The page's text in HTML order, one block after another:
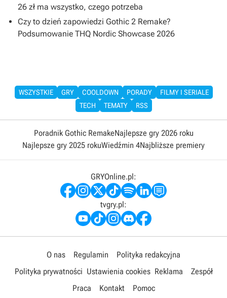
26 zł ma wszystko, czego potrzeba
Czy to dzień zapowiedzi Gothic 2 Remake?
Podsumowanie THQ Nordic Showcase 2026
WSZYSTKIE GRY COOLDOWN PORADY
FILMY I SERIALE
TECH
TEMATY RSS
Poradnik Gothic RemakeNajlepsze gry 2026 roku
Najlepsze gry 2025 rokuWiedźmin 4Najbliższe premiery
GRYOnline.pl:
tvgry.pl:
O nas Regulamin
Polityka redakcyjna
Polityka prywatności Ustawienia cookies Reklama
Zespół
Praca
Kontakt Pomoc